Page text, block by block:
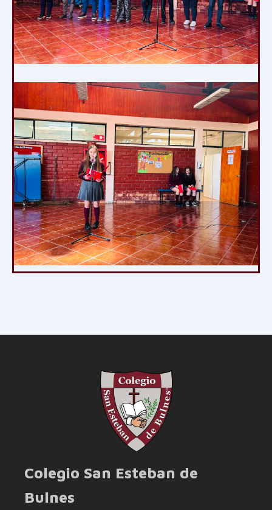
Colegio San Esteban de
Bulnes